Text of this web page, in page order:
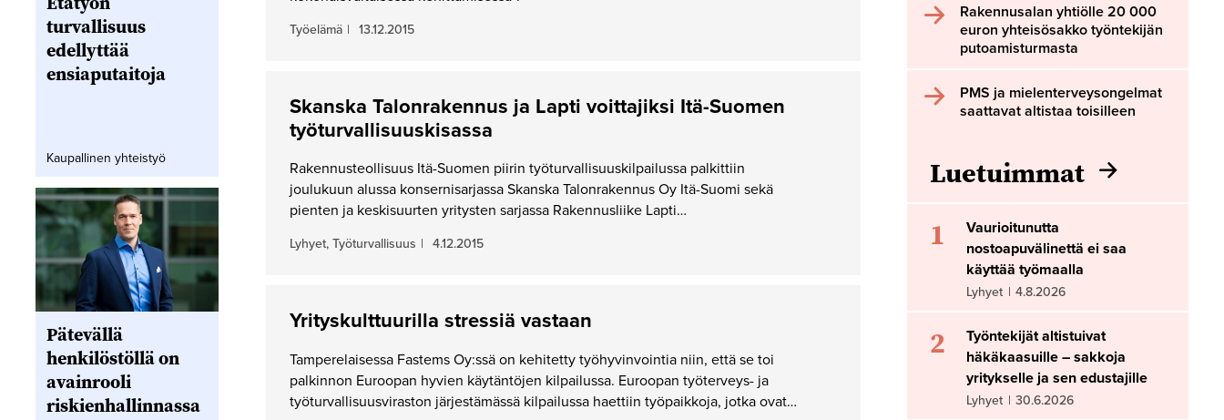
Työelämä | 13.12.2015
Skanska Talonrakennus ja Lapti voittajiksi Itä-Suomen
työturvallisuuskisassa
Rakennusteollisuus Itä-Suomen piirin työturvallisuuskilpailussa palkittiin
joulukuun alussa konsernisarjassa Skanska Talonrakennus Oy Itä-Suomi sekä
pienten ja keskisuurten yritysten sarjassa Rakennusliike Lapti…
Lyhyet, Työturvallisuus | 4.12.2015
Yrityskulttuurilla stressiä vastaan
Tamperelaisessa Fastems Oy:ssä on kehitetty työhyvinvointia niin, että se toi
palkinnon Euroopan hyvien käytäntöjen kilpailussa. Euroopan työterveys- ja
työturvallisuusviraston järjestämässä kilpailussa haettiin työpaikkoja, jotka ovat…
turvallisuus
edellyttää
ensiaputaitoja
Kaupallinen yhteistyö
Pätevällä
henkilöstöllä on
avainrooli
riskienhallinnassa
Rakennusalan yhtiölle 20 000
euron yhteisösakko työntekijän
putoamisturmasta
PMS ja mielenterveysongelmat
saattavat altistaa toisilleen
Luetuimmat
1
Vaurioitunutta
nostoapuvälinettä ei saa
käyttää työmaalla
Lyhyet | 4.8.2026
2
Työntekijät altistuivat
häkäkaasuille – sakkoja
yritykselle ja sen edustajille
Lyhyet | 30.6.2026